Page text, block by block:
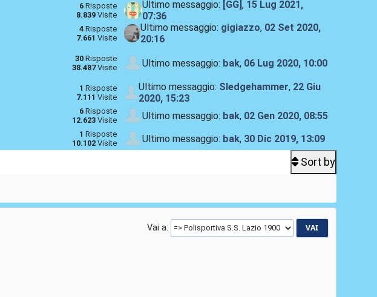
6Risposte
8.839Visite
Ultimo messaggio: [GG] , 15 Lug 2021,
07:36
4Risposte
7.661 Visite
Ultimo messaggio: gigiazzo, 02 Set 2020,
20:16
30Risposte
38.487Visite Ultimo messaggio: bak, 06 Lug 2020, 10:00
1 Risposte
7.111 Visite
Ultimo messaggio: Sledgehammer, 22 Giu
2020, 15:23
6Risposte
12.623Visite Ultimo messaggio: bak, 02 Gen 2020, 08:55
1 Risposte
10.102Visite Ultimo messaggio: bak, 30 Dic 2019, 13:09
Sort by
Vai a